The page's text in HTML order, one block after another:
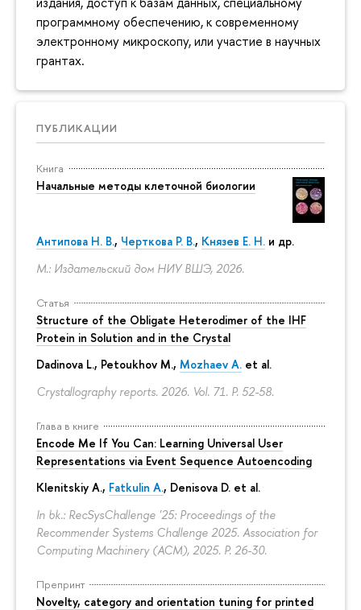
программному обеспечению, к современному
электронному микроскопу, или участие в научных
грантах.
ПУБЛИКАЦИИ
Книга
Начальные методы клеточной биологии
Антипова Н. В., Черткова Р. В., Князев Е. Н. и др.
М.: Издательский дом НИУ ВШЭ, 2026.
Статья
Structure of the Obligate Heterodimer of the IHF
Protein in Solution and in the Crystal
Dadinova L., Petoukhov M., Mozhaev A. et al.
Crystallography reports. 2026. Vol. 71. P. 52-58.
Глава в книге
Encode Me If You Can: Learning Universal User
Representations via Event Sequence Autoencoding
Klenitskiy A., Fatkulin A., Denisova D. et al.
In bk.: RecSysChallenge '25: Proceedings of the
Recommender Systems Challenge 2025. Association for
Computing Machinery (ACM), 2025. P. 26-30.
Препринт
Novelty, category and orientation tuning for printed